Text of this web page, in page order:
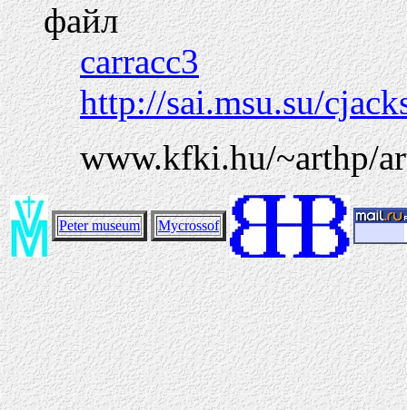
файл
carracc3
http://sai.msu.su/
www.kfki.hu/~arthp/
Peter museum Mycrossof